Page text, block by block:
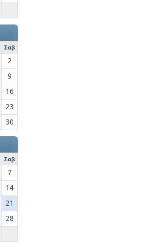
Σαβ
2
9
16
23
30
Σαβ
7
14
21
28